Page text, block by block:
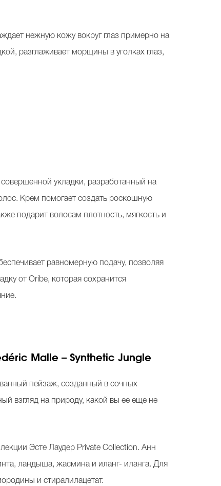
нежную кожу вокруг глаз примерно на
разглаживает морщины в уголках глаз,
укладки, разработанный на
Крем помогает создать роскошную
подарит волосам плотность, мягкость и
равномерную подачу, позволяя
от Oribe, которая сохранится
Malle – Synthetic Jungle
пейзаж, созданный в сочных
взгляд на природу, какой вы ее еще не
Эсте Лаудер Private Collection. Анн
ландыша, жасмина и иланг- иланга. Для
и стиралилацетат.